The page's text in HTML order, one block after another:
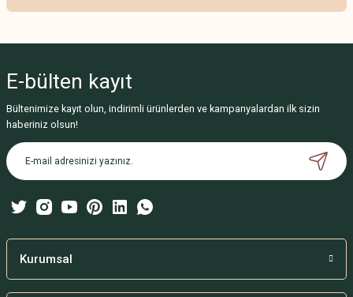
Görüş ve önerileriniz için teşekkür ederiz.
Ürün resmi kalitesiz, bozuk veya görüntülenemiyor.
Ürün açıklamasında eksik bilgiler bulunuyor.
Ürün bilgilerinde hatalar bulunuyor.
Bu ürüne benzer farklı alternatifler olmalı.
E-bülten kayıt
Bültenimize kayıt olun, indirimli ürünlerden ve kampanyalardan ilk sizin
haberiniz olsun!
Kurumsal